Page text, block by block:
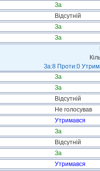
За
Відсутній
За
За
За:8 Проти:0
За
За
Відсутній
Не голосував
Утримався
За
Відсутній
За
Утримався